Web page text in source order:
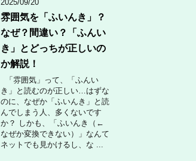
2025/09/20
雰囲気を「ふいんき」？
なぜ？間違い？「ふんい
き」とどっちが正しいの
か解説！
「雰囲気」って、「ふんい
き」と読むのが正しい…はずな
のに、なぜか「ふいんき」と読
んでしまう人、多くないです
か？ しかも、「ふいんき（←
なぜか変換できない）」なんて
ネットでも見かけるし、な ...